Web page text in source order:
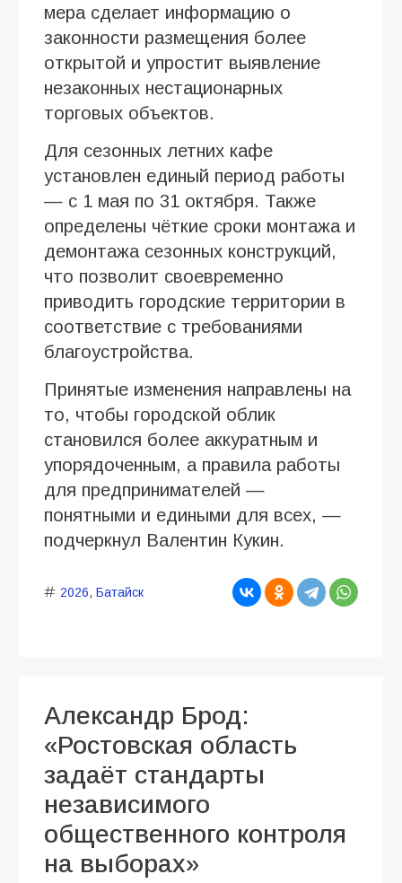
мера сделает информацию о
законности размещения более
открытой и упростит выявление
незаконных нестационарных
торговых объектов.
Для сезонных летних кафе
установлен единый период работы
— с 1 мая по 31 октября. Также
определены чёткие сроки монтажа и
демонтажа сезонных конструкций,
что позволит своевременно
приводить городские территории в
соответствие с требованиями
благоустройства.
Принятые изменения направлены на
то, чтобы городской облик
становился более аккуратным и
упорядоченным, а правила работы
для предпринимателей —
понятными и едиными для всех, —
подчеркнул Валентин Кукин.
2026, Батайск
Александр Брод:
«Ростовская область
задаёт стандарты
независимого
общественного контроля
на выборах»